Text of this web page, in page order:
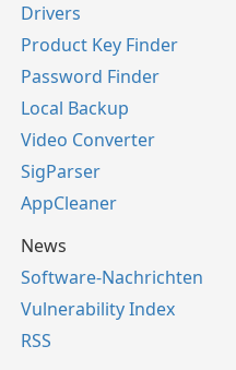
Drivers
Product Key Finder
Password Finder
Local Backup
Video Converter
SigParser
AppCleaner
News
Software-Nachrichten
Vulnerability Index
RSS